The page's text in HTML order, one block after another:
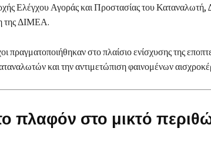
Ελέγχου Αγοράς και Προστασίας του Καταναλωτή,
της ΔΙΜΕΑ.
πραγματοποιήθηκαν στο πλαίσιο ενίσχυσης της
και την αντιμετώπιση φαινομένων
πλαφόν στο μικτό